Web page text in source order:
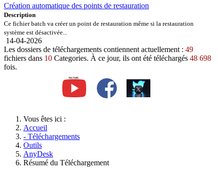
Création automatique des points de restauration
Description
Ce fichier batch va créer un point de restauration même si la restauration
système est désactivée...
14-04-2026
Les dossiers de téléchargements contiennent actuellement : 49
fichiers dans 10 Categories. À ce jour, ils ont été téléchargés 48 698
fois.
Vous êtes ici :
Accueil
- Téléchargements
Outils
AnyDesk
Résumé du Téléchargement